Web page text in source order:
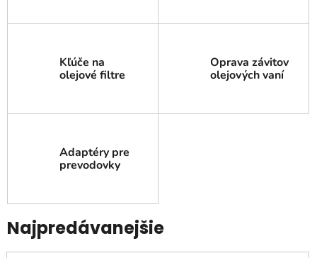
Kľúče na
olejové filtre
Oprava závitov
olejových vaní
Adaptéry pre
prevodovky
Najpredávanejšie